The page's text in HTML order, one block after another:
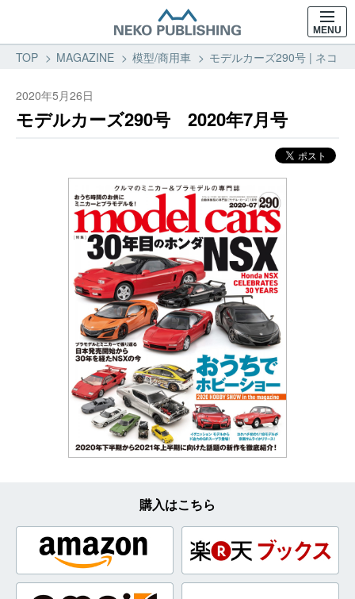
MENU
TOP MAGAZINE 模型/商用車 モデルカーズ290号 | ネコ・
2020年5月26日
モデルカーズ290号 2020年7月号
購入はこちら